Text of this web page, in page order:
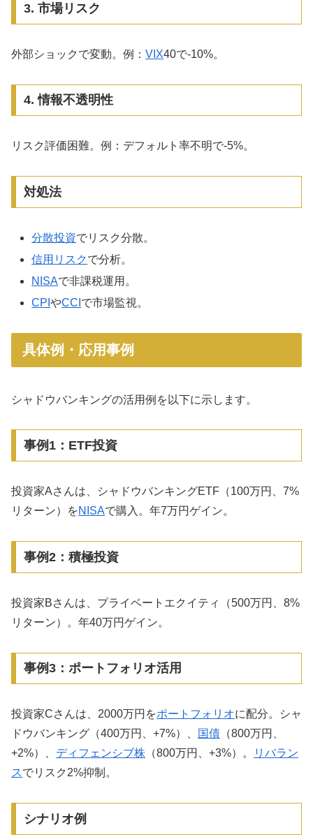
3. 市場リスク
外部ショックで変動。例： VIX40で-10%。
4. 情報不透明性
リスク評価困難。例：デフォルト率不明で-5%。
対処法
分散投資でリスク分散。
信用リスクで分析。
NISAで非課税運用。
CPIやCCI で市場監視。
具体例・応用事例
シャドウバンキングの活用例を以下に示します。
事例1：ETF投資
投資家Aさんは、シャドウバンキングETF（100万円、7%
リターン）をNISAで購入。年7万円ゲイン。
事例2：積極投資
投資家Bさんは、プライベートエクイティ（500万円、8%
リターン）。年40万円ゲイン。
事例3：ポートフォリオ活用
投資家Cさんは、2000万円をポートフォリオに配分。シャ
ドウバンキング（400万円、+7%）、
国債 （800万円、
+2%）、 ディフェンシブ株 （800万円、+3%）。
リバラン
スでリスク2%抑制。
シナリオ例